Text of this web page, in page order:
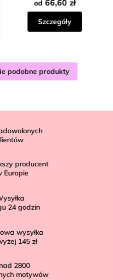
od 66,60 zł
Szczegóły
podobne produkty
producent
Europie
24 godzin
wysyłka
145 zł
2800
motywów